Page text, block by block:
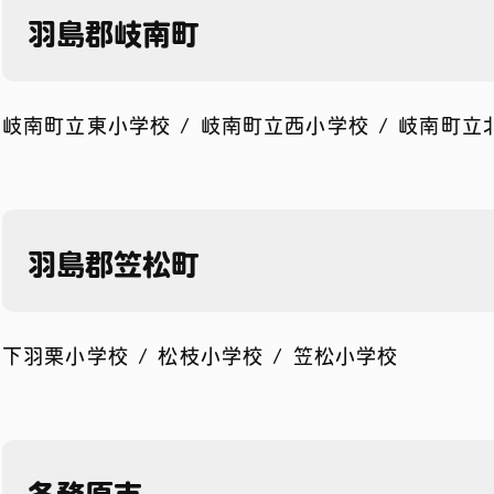
羽島郡岐南町
岐南町立東小学校 / 岐南町立西小学校 / 岐南町立
羽島郡笠松町
下羽栗小学校 / 松枝小学校 / 笠松小学校